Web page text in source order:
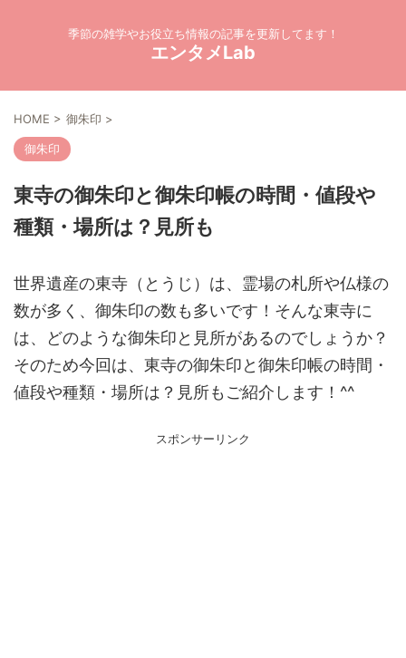
季節の雑学やお役立ち情報の記事を更新してます！
エンタメLab
HOME > 御朱印 >
御朱印
東寺の御朱印と御朱印帳の時間・値段や
種類・場所は？見所も
世界遺産の東寺（とうじ）は、霊場の札所や仏様の
数が多く、御朱印の数も多いです！そんな東寺に
は、どのような御朱印と見所があるのでしょうか？
そのため今回は、東寺の御朱印と御朱印帳の時間・
値段や種類・場所は？見所もご紹介します！^^
スポンサーリンク